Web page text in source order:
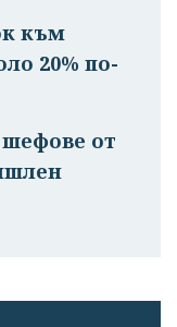
към
20% по-
от